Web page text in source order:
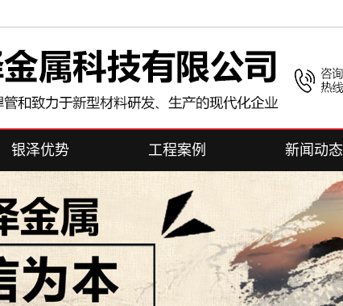
银泽优势 工程案例 新闻动态
公司新闻
行业新闻
常见问题